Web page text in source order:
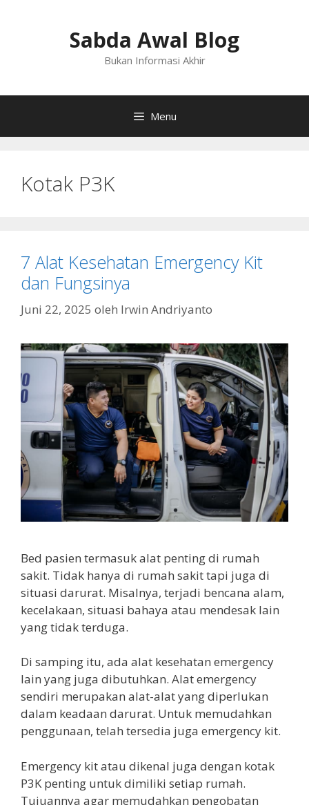
Sabda Awal Blog
Bukan Informasi Akhir
Menu
Kotak P3K
7 Alat Kesehatan Emergency Kit
dan Fungsinya
Juni 22, 2025 oleh Irwin Andriyanto
Bed pasien termasuk alat penting di rumah
sakit. Tidak hanya di rumah sakit tapi juga di
situasi darurat. Misalnya, terjadi bencana alam,
kecelakaan, situasi bahaya atau mendesak lain
yang tidak terduga.
Di samping itu, ada alat kesehatan emergency
lain yang juga dibutuhkan. Alat emergency
sendiri merupakan alat-alat yang diperlukan
dalam keadaan darurat. Untuk memudahkan
penggunaan, telah tersedia juga emergency kit.
Emergency kit atau dikenal juga dengan kotak
P3K penting untuk dimiliki setiap rumah.
Tujuannya agar memudahkan pengobatan